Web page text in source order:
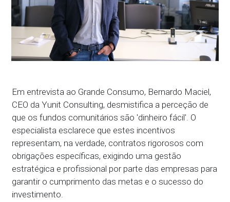
Em entrevista ao Grande Consumo, Bernardo Maciel,
CEO da Yunit Consulting, desmistifica a perceção de
que os fundos comunitários são 'dinheiro fácil'. O
especialista esclarece que estes incentivos
representam, na verdade, contratos rigorosos com
obrigações específicas, exigindo uma gestão
estratégica e profissional por parte das empresas para
garantir o cumprimento das metas e o sucesso do
investimento.